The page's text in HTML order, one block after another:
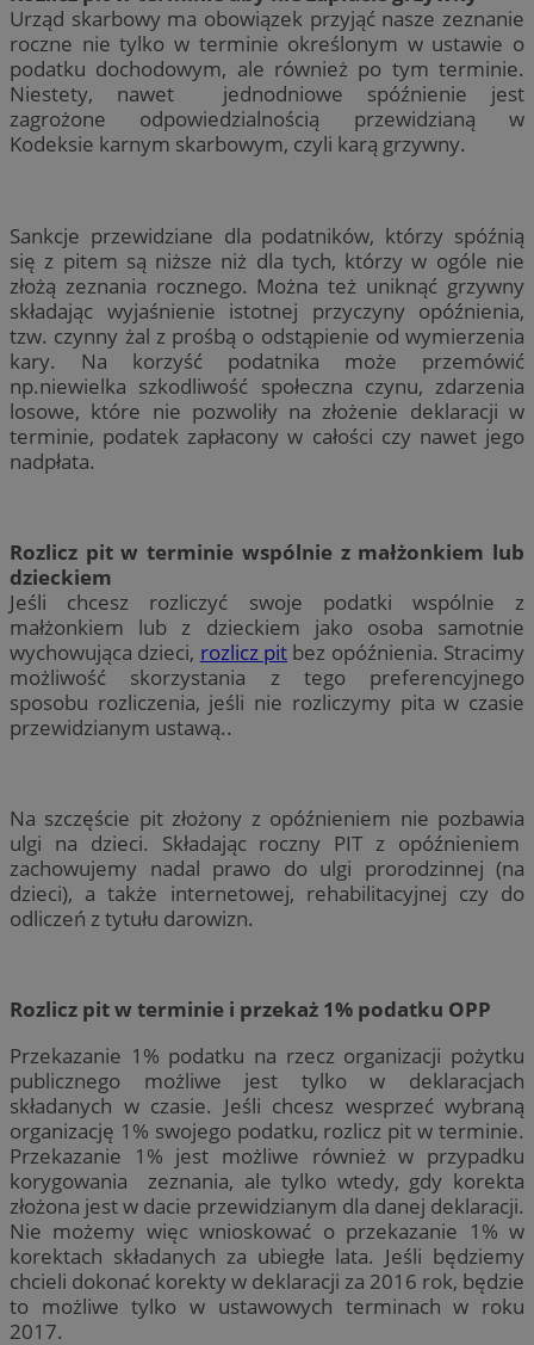
Urząd skarbowy ma obowiązek przyjąć nasze zeznanie
roczne nie tylko w terminie określonym w ustawie o
podatku dochodowym, ale również po tym terminie.
Niestety, nawet jednodniowe spóźnienie jest
zagrożone odpowiedzialnością przewidzianą w
Kodeksie karnym skarbowym, czyli karą grzywny.
Sankcje przewidziane dla podatników, którzy spóźnią
się z pitem są niższe niż dla tych, którzy w ogóle nie
złożą zeznania rocznego. Można też uniknąć grzywny
składając wyjaśnienie istotnej przyczyny opóźnienia,
tzw. czynny żal z prośbą o odstąpienie od wymierzenia
kary. Na korzyść podatnika może przemówić
np.niewielka szkodliwość społeczna czynu, zdarzenia
losowe, które nie pozwoliły na złożenie deklaracji w
terminie, podatek zapłacony w całości czy nawet jego
nadpłata.
Rozlicz pit w terminie wspólnie z małżonkiem lub
dzieckiem
Jeśli chcesz rozliczyć swoje podatki wspólnie z
małżonkiem lub z dzieckiem jako osoba samotnie
wychowująca dzieci, rozlicz pit bez opóźnienia. Stracimy
możliwość skorzystania z tego preferencyjnego
sposobu rozliczenia, jeśli nie rozliczymy pita w czasie
przewidzianym ustawą..
Na szczęście pit złożony z opóźnieniem nie pozbawia
ulgi na dzieci. Składając roczny PIT z opóźnieniem
zachowujemy nadal prawo do ulgi prorodzinnej (na
dzieci), a także internetowej, rehabilitacyjnej czy do
odliczeń z tytułu darowizn.
Rozlicz pit w terminie i przekaż 1% podatku OPP
Przekazanie 1% podatku na rzecz organizacji pożytku
publicznego możliwe jest tylko w deklaracjach
składanych w czasie. Jeśli chcesz wesprzeć wybraną
organizację 1% swojego podatku, rozlicz pit w terminie.
Przekazanie 1% jest możliwe również w przypadku
korygowania zeznania, ale tylko wtedy, gdy korekta
złożona jest w dacie przewidzianym dla danej deklaracji.
Nie możemy więc wnioskować o przekazanie 1% w
korektach składanych za ubiegłe lata. Jeśli będziemy
chcieli dokonać korekty w deklaracji za 2016 rok, będzie
to możliwe tylko w ustawowych terminach w roku
2017.